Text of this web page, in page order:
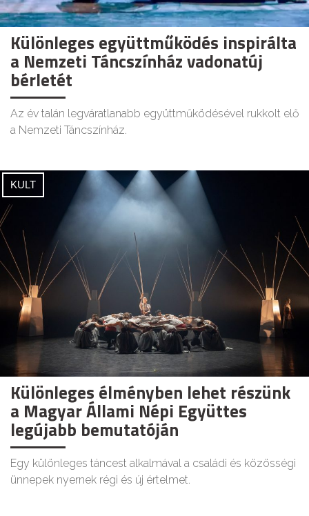
Különleges együttműködés inspirálta
a Nemzeti Táncszínház vadonatúj
bérletét
Az év talán legváratlanabb együttműködésével rukkolt elő
a Nemzeti Táncszínház.
KULT
Különleges élményben lehet részünk
a Magyar Állami Népi Együttes
legújabb bemutatóján
Egy különleges táncest alkalmával a családi és közösségi
ünnepek nyernek régi és új értelmet.